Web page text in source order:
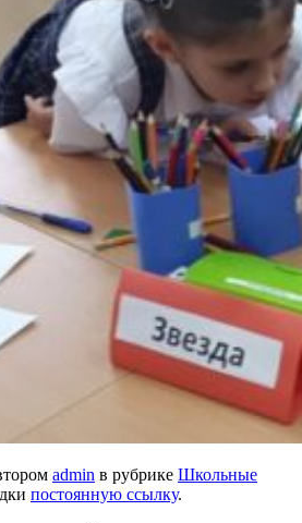
admin в рубрике Школьные
постоянную ссылку.